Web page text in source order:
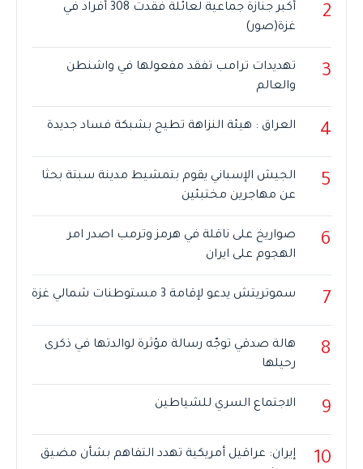
2
أكبر جنازة جماعية لعائلة فقدت 308 أفراد في
غزة(صور)
3
تهديدات ترامب تفقد مفعولها في واشنطن
والعالم
4 العراق : هيئة النزاهة تطيح بشبكة فساد جديدة
5
الجيش الإسباني يقوم بتمشيط مدينة سبتة بحثا
عن مهاجرين مختبئين
6
صواريخ على ناقلة في هرمز وترمب اصدر امر
الهجوم على ايران
7 سموتريتش يدعو لإقامة 3 مستوطنات شمالي غزة
8
هالة صدقي توجّه رسالة مؤثرة لوالدتها في ذكرى
رحيلها
9 الاجتماع السري للشياطين
10
إيران: عراقيل أمريكية تهدد التفاهم بشأن مضيق